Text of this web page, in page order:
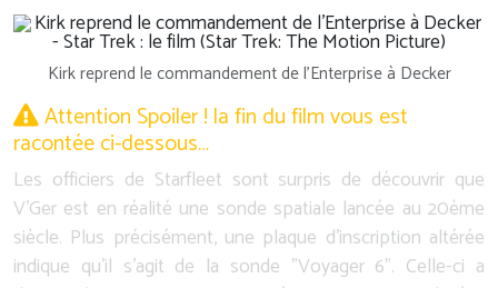
Kirk reprend le commandement de l'Enterprise à Decker
Attention Spoiler ! la fin du film vous est
racontée ci-dessous…
Les officiers de Starfleet sont surpris de découvrir que
V'Ger est en réalité une sonde spatiale lancée au 20ème
siècle. Plus précisément, une plaque d'inscription altérée
indique qu'il s'agit de la sonde "Voyager 6". Celle-ci a